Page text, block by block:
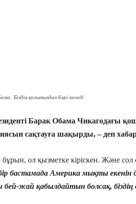
Біздің қолымыздан бәрі келеді
Барак Обама Чикагодағы
сақтауға шақырды, – деп
бұрын, ол қызметке кіріскен. Және
бастамада Америка мықты екенін
жай қабылдайтын болсақ, біздің